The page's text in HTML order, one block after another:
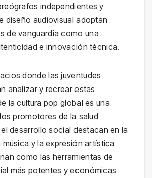
independientes y
diseño audiovisual adoptan
de vanguardia como una
e innovación técnica.
donde las juventudes
analizar y recrear estas
la cultura pop global es una
promotores de la salud
desarrollo social destacan en la
música y la expresión artística
como las herramientas de
más potentes y económicas